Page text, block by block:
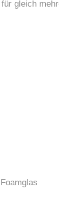
gleich